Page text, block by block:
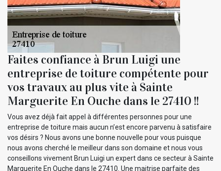
Faites confiance à Brun Luigi une
entreprise de toiture compétente pour
vos travaux au plus vite à Sainte
Marguerite En Ouche dans le 27410 !!
Vous avez déjà fait appel à différentes personnes pour une
entreprise de toiture mais aucun n’est encore parvenu à satisfaire
vos désirs ? Nous avons une bonne nouvelle pour vous puisque
nous avons cherché le meilleur dans son domaine et nous vous
conseillons vivement Brun Luigi un expert dans ce secteur à Sainte
Marguerite En Ouche dans le 27410. Une maitrise parfaite des